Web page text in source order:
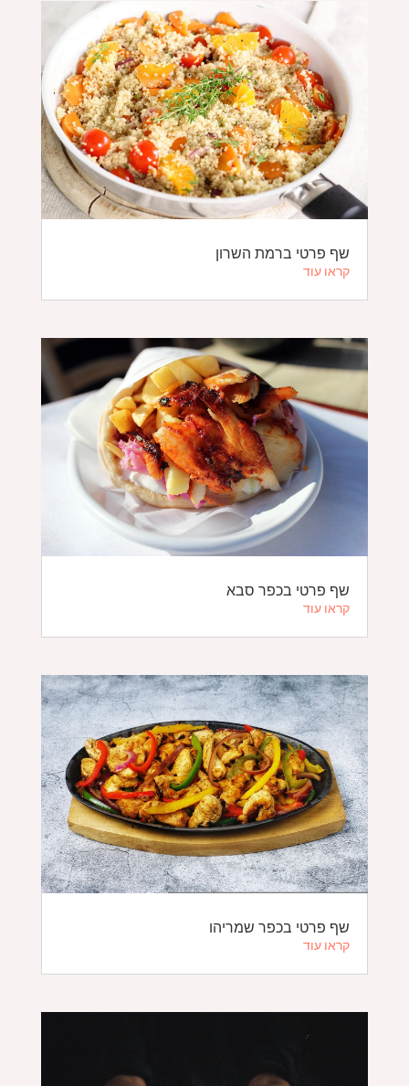
שף פרטי ברמת השרון
קראו עוד
שף פרטי בכפר סבא
קראו עוד
שף פרטי בכפר שמריהו
קראו עוד